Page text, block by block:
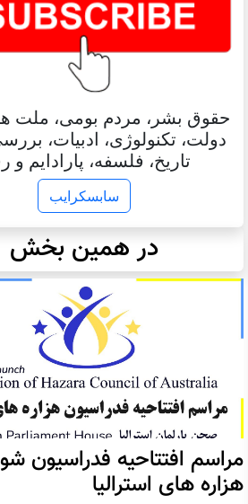
حقوق بشر، مردم بومی، ملت
دولت، تکنولوژی، ادبیات،
تاریخ، فلسفه، پارادایم و
سابسکرایب
در همین بخش
مراسم افتتاحیه فدراسیون
هزاره های استرالیا